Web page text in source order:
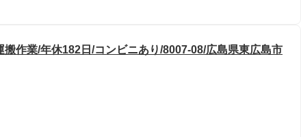
搬作業/年休182日/コンビニあり/8007-08/広島県東広島市